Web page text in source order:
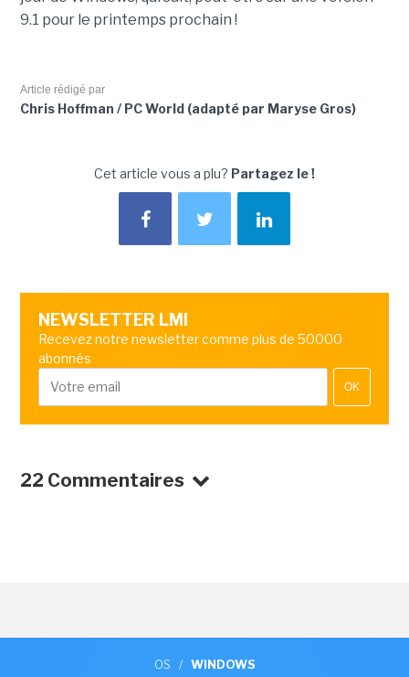
9.1 pour le printemps prochain !
Article rédigé par
Chris Hoffman / PC World (adapté par Maryse Gros)
Cet article vous a plu? Partagez le !
NEWSLETTER LMI
Recevez notre newsletter comme plus de 50000
abonnés
OK
22 Commentaires
OS / WINDOWS